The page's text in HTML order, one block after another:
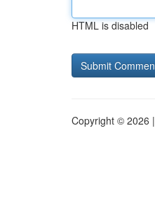
HTML is disabled
Copyright © 2026 |